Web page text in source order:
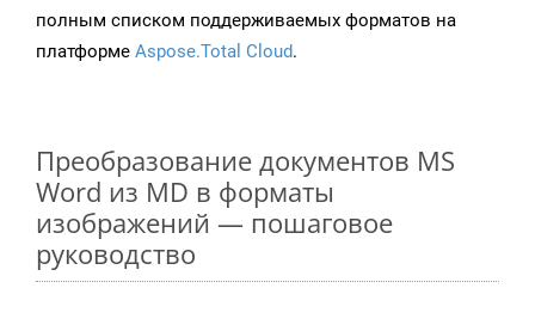
полным списком поддерживаемых форматов на
платформе Aspose.Total Cloud.
Преобразование документов MS
Word из MD в форматы
изображений — пошаговое
руководство